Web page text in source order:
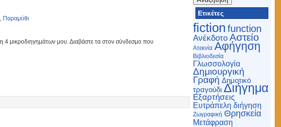
Ετικέτες
fiction function
Ανέκδοτο Αστείο
Ατεκνία Αφήγηση
Βιβλιοδεσία
Γλωσσολογία
Δημιουργική
Γραφή Δημοτικό
τραγούδι Διήγημα
Εξαρτήσεις
Ευτράπελη διήγηση
Ζωγραφική Θρησκεία
Μετάφραση
, Παραμύθι
4 μικροδιηγημάτων μου. Διαβάστε τα στον σύνδεσμο που